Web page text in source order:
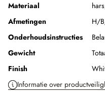
Materiaal
hars
Afmetingen
H/
Onderhoudsinstructies
Gewicht
Finish
Informatie over